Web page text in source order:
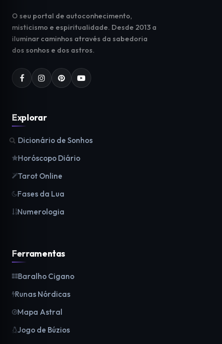
O seu portal de autoconhecimento,
misticismo e espiritualidade. Desde 2013 a
iluminar caminhos através da sabedoria
dos sonhos e dos astros.
Explorar
Dicionário de Sonhos
Horóscopo Diário
Tarot Online
Fases da Lua
Numerologia
Ferramentas
Baralho Cigano
Runas Nórdicas
Mapa Astral
Jogo de Búzios